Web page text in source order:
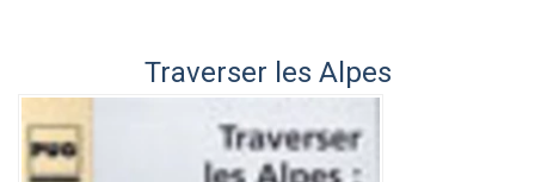
Traverser les Alpes